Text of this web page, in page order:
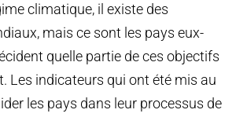
climatique, il existe des
mais ce sont les pays eux-
quelle partie de ces objectifs
Les indicateurs qui ont été mis au
les pays dans leur processus de